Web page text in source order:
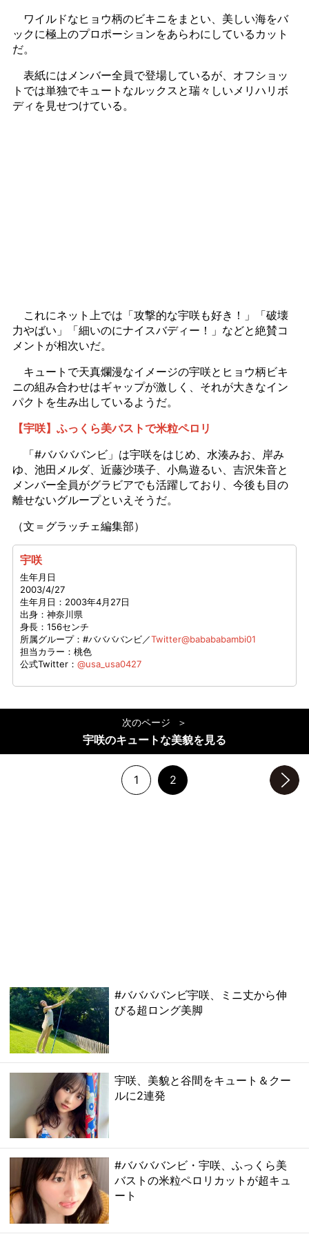
ワイルドなヒョウ柄のビキニをまとい、美しい海をバ
ックに極上のプロポーションをあらわにしているカット
だ。
表紙にはメンバー全員で登場しているが、オフショッ
トでは単独でキュートなルックスと瑞々しいメリハリボ
ディを見せつけている。
これにネット上では「攻撃的な宇咲も好き！」「破壊
力やばい」「細いのにナイスバディー！」などと絶賛コ
メントが相次いだ。
キュートで天真爛漫なイメージの宇咲とヒョウ柄ビキ
ニの組み合わせはギャップが激しく、それが大きなイン
パクトを生み出しているようだ。
【宇咲】ふっくら美バストで米粒ペロリ
「#ババババンビ」は宇咲をはじめ、水湊みお、岸み
ゆ、池田メルダ、近藤沙瑛子、小鳥遊るい、吉沢朱音と
メンバー全員がグラビアでも活躍しており、今後も目の
離せないグループといえそうだ。
（文＝グラッチェ編集部）
宇咲
生年月日
2003/4/27
生年月日：2003年4月27日
出身：神奈川県
身長：156センチ
所属グループ：#ババババンビ／Twitter@babababambi01
担当カラー：桃色
公式Twitter： @usa_usa0427
次のページ
宇咲のキュートな美貌を見る
1 2
#ババババンビ宇咲、ミニ丈から伸
びる超ロング美脚
宇咲、美貌と谷間をキュート＆クー
ルに2連発
#ババババンビ・宇咲、ふっくら美
バストの米粒ペロリカットが超キュ
ート